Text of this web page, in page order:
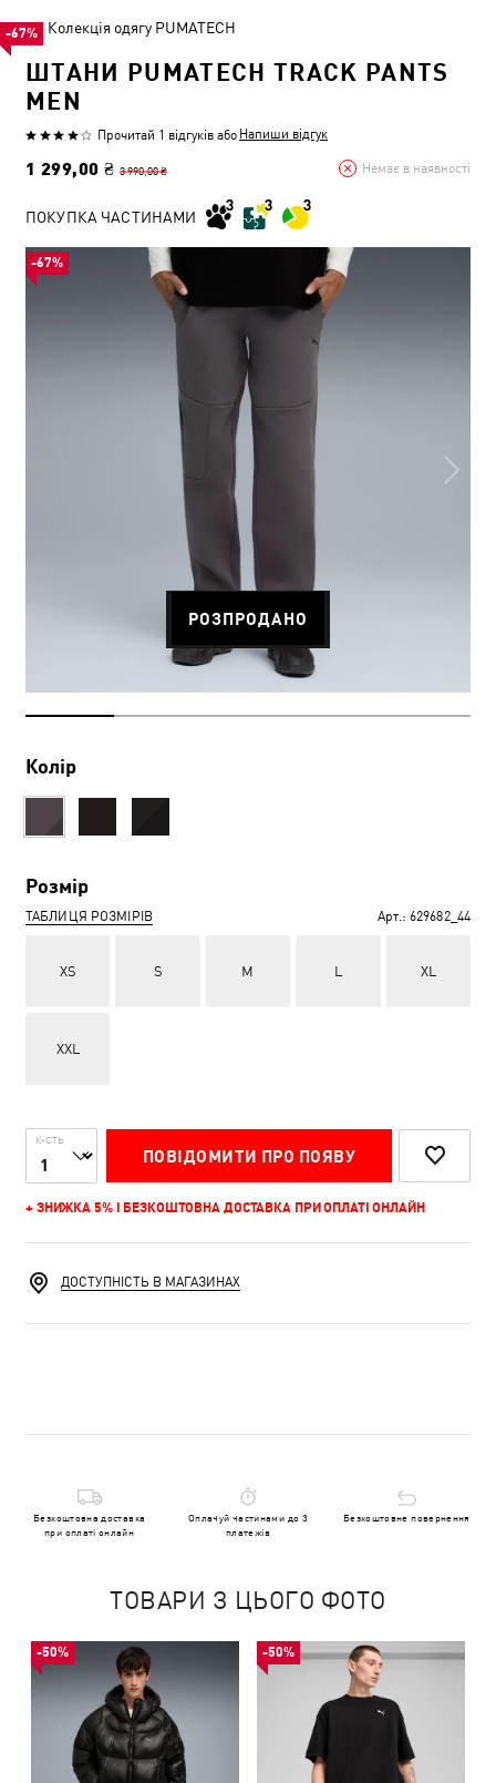
Колекція одягу PUMATECH
ШТАНИ PUMATECH TRACK PANTS
MEN
Прочитай 1 відгуків або Напиши відгук
1 299,00 ₴ 3 990,00 ₴ Немає в наявності
-67%
ПОКУПКА ЧАСТИНАМИ
РОЗПРОДАНО
Колір
Розмір
ТАБЛИЦЯ РОЗМІРІВ Арт.: 629682_44
XS S M L XL
XXL
К-СТЬ
ПОВІДОМИТИ ПРО ПОЯВУ
+ ЗНИЖКА 5% І БЕЗКОШТОВНА ДОСТАВКА ПРИ ОПЛАТІ ОНЛАЙН
-67%
ДОСТУПНІСТЬ В МАГАЗИНАХ
Безкоштовна доставка
при оплаті онлайн
Оплачуй частинами до 3
платежів
Безкоштовне повернення
ТОВАРИ З ЦЬОГО ФОТО
-50% -50%